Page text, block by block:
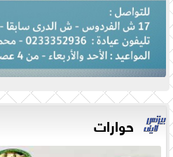
حوارات